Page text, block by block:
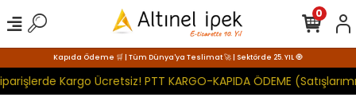
Kapıda Ödeme 🛒 | Tüm Dünya'ya Teslimat 🚀 | Sektörde 25. YIL 🧿
Kargo Ücretsiz! PTT KARGO-KAPIDA ÖDEME
0